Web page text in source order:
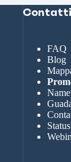
Contatti
FAQ
Blog